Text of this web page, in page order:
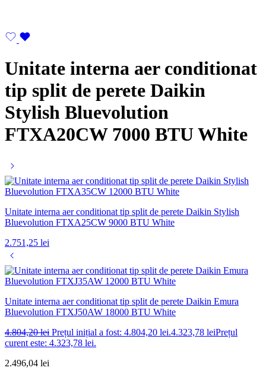
Unitate interna aer conditionat
tip split de perete Daikin
Stylish Bluevolution
FTXA20CW 7000 BTU White
Unitate interna aer conditionat tip split de perete Daikin Stylish
Bluevolution FTXA25CW 9000 BTU White
2.751,25 lei
Unitate interna aer conditionat tip split de perete Daikin Emura
Bluevolution FTXJ50AW 18000 BTU White
4.804,20lei Prețul inițial a fost: 4.804,20 lei.4.323,78 leiPrețul
curent este: 4.323,78 lei.
2.496,04 lei